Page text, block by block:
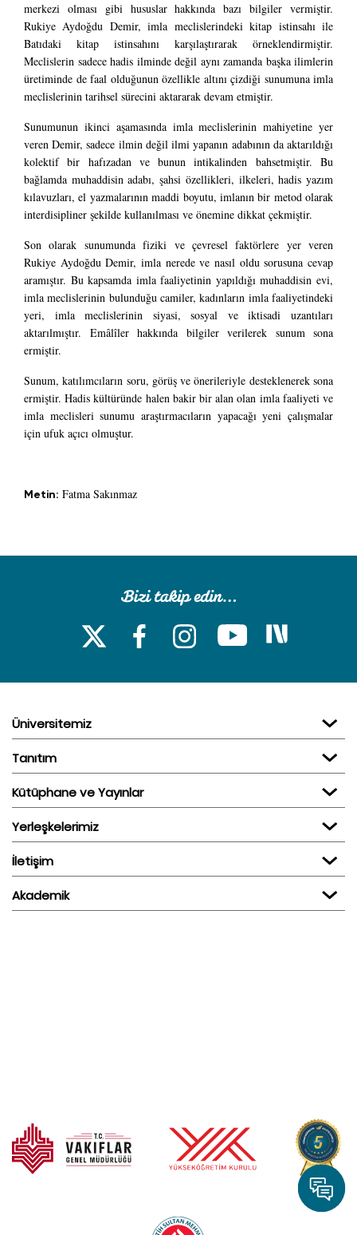
merkezi olması gibi hususlar hakkında bazı bilgiler vermiştir.
Rukiye Aydoğdu Demir, imla meclislerindeki kitap istinsahı ile
Batıdaki kitap istinsahını karşılaştırarak örneklendirmiştir.
Meclislerin sadece hadis ilminde değil aynı zamanda başka ilimlerin
üretiminde de faal olduğunun özellikle altını çizdiği sunumuna imla
meclislerinin tarihsel sürecini aktararak devam etmiştir.
Sunumunun ikinci aşamasında imla meclislerinin mahiyetine yer
veren Demir, sadece ilmin değil ilmi yapanın adabının da aktarıldığı
kolektif bir hafızadan ve bunun intikalinden bahsetmiştir. Bu
bağlamda muhaddisin adabı, şahsi özellikleri, ilkeleri, hadis yazım
kılavuzları, el yazmalarının maddi boyutu, imlanın bir metod olarak
interdisipliner şekilde kullanılması ve önemine dikkat çekmiştir.
Son olarak sunumunda fiziki ve çevresel faktörlere yer veren
Rukiye Aydoğdu Demir, imla nerede ve nasıl oldu sorusuna cevap
aramıştır. Bu kapsamda imla faaliyetinin yapıldığı muhaddisin evi,
imla meclislerinin bulunduğu camiler, kadınların imla faaliyetindeki
yeri, imla meclislerinin siyasi, sosyal ve iktisadi uzantıları
aktarılmıştır. Emâlîler hakkında bilgiler verilerek sunum sona
ermiştir.
Sunum, katılımcıların soru, görüş ve önerileriyle desteklenerek sona
ermiştir. Hadis kültüründe halen bakir bir alan olan imla faaliyeti ve
imla meclisleri sunumu araştırmacıların yapacağı yeni çalışmalar
için ufuk açıcı olmuştur.
Metin: Fatma Sakınmaz
Üniversitemiz
Tanıtım
Kütüphane ve Yayınlar
Yerleşkelerimiz
İletişim
Akademik